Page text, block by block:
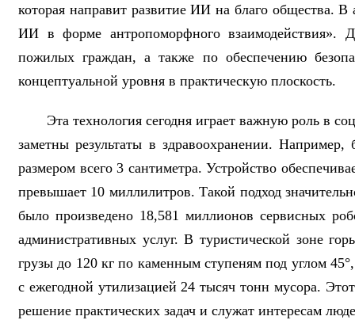
которая направит развитие ИИ на благо общества.
ИИ в форме антропоморфного взаимодействия».
пожилых граждан, а также по обеспечению
концептуальной уровня в практическую плоскость.
Эта технология сегодня играет важную роль в
заметны результаты в здравоохранении.
размером всего 3 сантиметра. Устройство
превышает 10 миллилитров. Такой подход
было произведено 18,581 миллионов сервисных
административных услуг. В туристической зоне
грузы до 120 кг по каменным ступеням под углом
с ежегодной утилизацией 24 тысяч тонн мусора.
решение практических задач и служат интересам